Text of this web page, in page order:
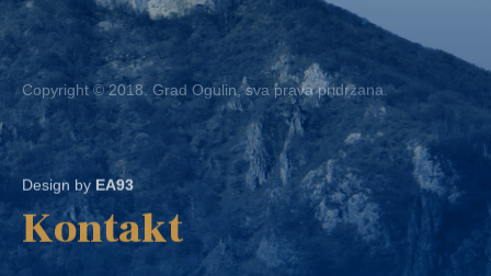
Copyright © 2018. Grad Ogulin, sva prava pridržana.
Design byEA93
Kontakt